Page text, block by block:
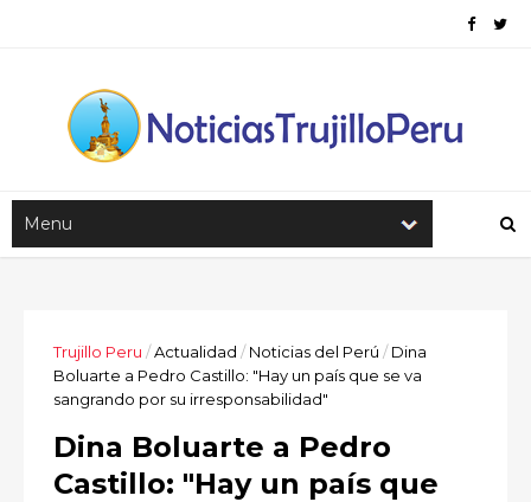
Trujillo Peru /Actualidad / Noticias del Perú / Dina
Boluarte a Pedro Castillo: "Hay un país que se va
sangrando por su irresponsabilidad"
Dina Boluarte a Pedro
Castillo: "Hay un país que